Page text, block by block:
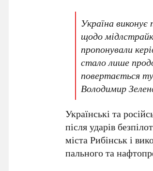
Україна виконує
щодо
пропонували
стало лише
повертається
Володимир
Українські та
після ударів
містаРибінські
пального та